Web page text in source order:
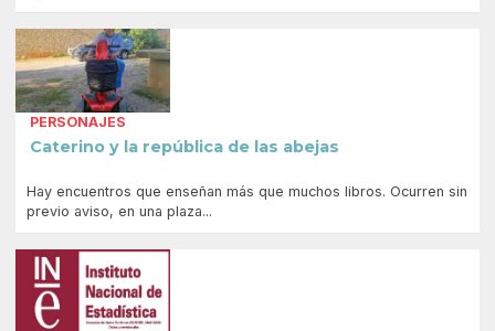
PERSONAJES
Caterino y la república de las abejas
Hay encuentros que enseñan más que muchos libros. Ocurren sin
previo aviso, en una plaza...